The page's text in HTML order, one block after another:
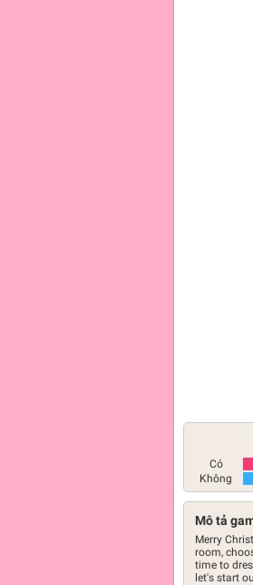
Có
Không
Mô tả
Merry
room,
time to
let's start